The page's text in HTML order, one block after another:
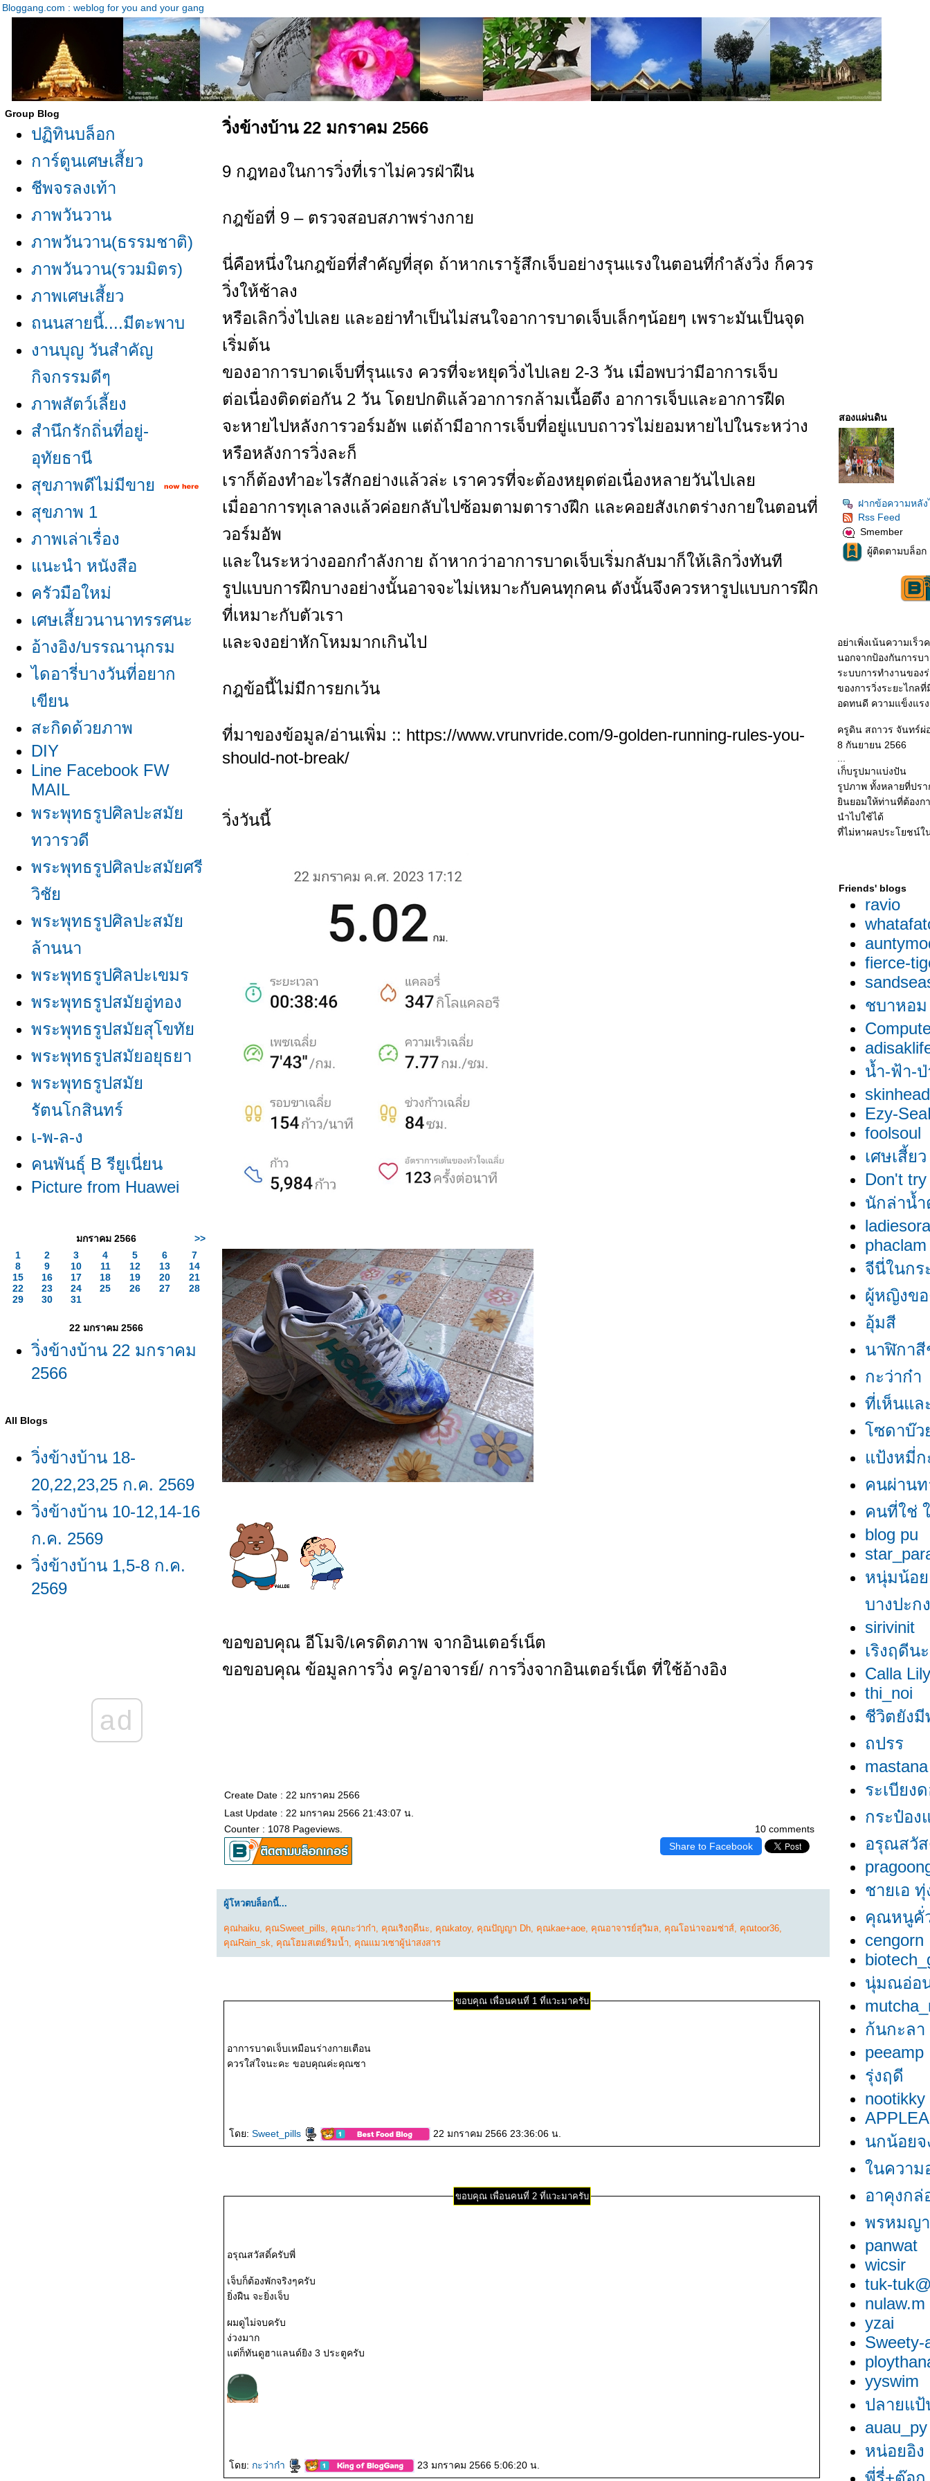
Bloggang.com : weblog for you and your gang
Group Blog
ปฏิทินบล็อก
การ์ตูนเศษเสี้ยว
ชีพจรลงเท้า
ภาพวันวาน
ภาพวันวาน(ธรรมชาติ)
ภาพวันวาน(รวมมิตร)
ภาพเศษเสี้ยว
ถนนสายนี้....มีตะพาบ
งานบุญ วันสำคัญ
กิจกรรมดีๆ
ภาพสัตว์เลี้ยง
สำนึกรักถิ่นที่อยู่-
อุทัยธานี
สุขภาพดีไม่มีขา
สุขภาพ 1
ภาพเล่าเรื่อง
นะนำ หนังสือ
ครัวมือใหม่
เศษเสี้ยวนานาทรรศนะ
อ้างอิง/บรรณานุกรม
ไดอารี่บางวันที่อยาก
เขียน
สะกิดด้วยภาพ
DIY
Line Facebook FW
MAIL
พระพุทธรูปศิลปะสมั
ทวารวดี
พระพุทธรูปศิลปะสมัยศรี
วิชั
พระพุทธรูปศิลปะสมั
ล้านนา
พระพุทธรูปศิลปะเขมร
พระพุทธรูปสมัยอู่ทอง
พระพุทธรูปสมัยสุโขทั
พระพุทธรูปสมัยอยุธยา
พระพุทธรูปสมั
รัตนโกสินทร์
เ-พ-ล-ง
คนพันธุ์ B รียูเนี่ยน
Picture from Huawei
มกราคม 2566
>>
1
2 3 4 5 6
7
8
9 10 11 12 13
14
15
16 17 18 19 20
21
22
23 24 25 26 27
28
29
30 31
22 มกราคม 2566
วิ่งข้างบ้าน 22 มกราคม
2566
All Blogs
วิ่งข้างบ้าน 18-
20,22,23,25 ก.ค. 2569
วิ่งข้างบ้าน 10-12,14-16
ก.ค. 2569
วิ่งข้างบ้าน 1,5-8 ก.ค.
2569
มิ.ย. 2569
วิ่งข้างบ้าน 8-11,13,15
ad
วิ่งข้างบ้าน 22 มกราคม 2566
9 กฎทองในการวิ่งที่เราไม่ควรฝ่าฝืน
กฎข้อที่ 9 – ตรวจสอบสภาพร่างกา
นี่คือหนึ่งในกฎข้อที่สำคัญที่สุด ถ้าหากเรารู้สึกเจ็บอย่างรุนแรงในตอนที่กำลังวิ่ง ก็ควร
วิ่งให้ช้าลง
หรือเลิกวิ่งไปเลย และอย่าทำเป็นไม่สนใจอาการบาดเจ็บเล็กๆน้อยๆ เพราะมันเป็นจุด
เริ่มต้น
ของอาการบาดเจ็บที่รุนแรง ควรที่จะหยุดวิ่งไปเลย 2-3 วัน เมื่อพบว่ามีอาการเจ็บ
ต่อเนื่องติดต่อกัน 2 วัน โดยปกติแล้วอาการกล้ามเนื้อตึง อาการเจ็บและอาการฝืด
จะหายไปหลังการวอร์มอัพ แต่ถ้ามีอาการเจ็บที่อยู่แบบถาวรไม่ยอมหายไปในระหว่าง
หรือหลังการวิ่งละก็
เราก็ต้องทำอะไรสักอย่างแล้วล่ะ เราควรที่จะต้องหยุดต่อเนื่องหลายวันไปเล
เมื่ออาการทุเลาลงแล้วค่อยกลับไปซ้อมตามตารางฝึก และคอยสังเกตร่างกายในตอนที่
วอร์มอัพ
ละในระหว่างออกกำลังกาย ถ้าหากว่าอาการบาดเจ็บเริ่มกลับมาก็ให้เลิกวิ่งทันที
รูปแบบการฝึกบางอย่างนั้นอาจจะไม่เหมาะกับคนทุกคน ดังนั้นจึงควรหารูปแบบการฝึก
ที่เหมาะกับตัวเรา
ละจงอย่าหักโหมมากเกินไป
กฎข้อนี้ไม่มีการยกเว้น
ที่มาของข้อมูล/อ่านเพิ่ม :: https://www.vrunvride.com/9-golden-running-rules-you-
should-not-break/
วิ่งวันนี้
ขอขอบคุณ อีโมจิ/เครดิตภาพ จากอินเตอร์เน็ต
ขอขอบคุณ ข้อมูลการวิ่ง ครู/อาจารย์/ การวิ่งจากอินเตอร์เน็ต ที่ใช้อ้างอิง
Create Date : 22 มกราคม 2566
10 comments
Last Update : 22 มกราคม 2566 21:43:07 น.
Counter : 1078 Pageviews.
Share to Facebook
ผู้โหวตบล็อกนี้...
คุณhaiku, คุณSweet_pills, คุณกะว่าก๋า, คุณเริงฤดีนะ, คุณkatoy, คุณปัญญา Dh, คุณkae+aoe, คุณอาจารย์สุวิมล, คุณโอน่าจอมซ่าส์, คุณtoor36,
คุณRain_sk, คุณโฮมสเตย์ริมน้ำ, คุณแมวเซาผู้น่าสงสาร
ขอบคุณ เพื่อนคนที่ 1 ที่แวะมาครับ
อาการบาดเจ็บเหมือนร่างกายเตือน
ควรใส่ใจนะคะ ขอบคุณค่ะคุณซา
ดย: Sweet_pills 22 มกราคม 2566 23:36:06 น.
ขอบคุณ เพื่อนคนที่ 2 ที่แวะมาครับ
อรุณสวัสดิ์ครับพี่
เจ็บก็ต้องพักจริงๆครับ
ิ่งฝืน จะยิ่งเจ็บ
ผมดูไม่จบครับ
ง่วงมาก
ต่ก็ทันดูฮาแลนด์ยิง 3 ประตูครับ
ดย: กะว่าก๋า 23 มกราคม 2566 5:06:20 น.
สองแผ่นดิน
ฝากข้อความหลัง
Rss Feed
Smember
ผู้ติดตามบล็อก
อย่าเพิ่งเน้นความเร็
นอกจากป้องกันการบ
ระบบการทำงานของ
ของการวิ่งระยะไกล
อดทนดี ความแข็งแร
ครูดิน สถาวร จันทร์ผ่
8 กันยายน 2566
เก็บรูปมาแบ่งปัน
รูปภาพ ทั้งหลายที่ปร
นยอมให้ท่านที่ต้องก
นำไปใช้ได้
ที่ไม่หาผลประโยชน์ใ
Friends' blogs
ravio
fierce-
ชบาหอม
น้ำ-ฟ้า-ป่
skinhead
Ezy-
foolsoul
เศษเสี้ยว
Don't
นักล่าน้
phaclam
จีนี่ในกร
ผู้หญิงขอ
อุ้มสี
นาฬิกา
กะว่าก๋า
ที่เห็นแล
ซดาบ๊
ป้งหมี่ก
คนผ่านท
คนที่ใช่
blog pu
หนุ่มน้อ
บางปะกง
sirivinit
เริงฤดีนะ
Calla Lily
thi_noi
ชีวิตยังมี
ถปรร
mastana
ระเบียง
กระป๋อง
อรุณสวั
ชายเอ
คุณหนูคั่
cengorn
นุ่มณอ่อ
ก้นกะลา
peeamp
รุ่งฤดี
nootikky
นกน้อยจ
นความ
อาคุงกล่
พรหมญ
panwat
wicsir
tuk-
nulaw.m
yzai
Sweety-
yyswim
ปลายแ
auau_py
หน่อยอิง